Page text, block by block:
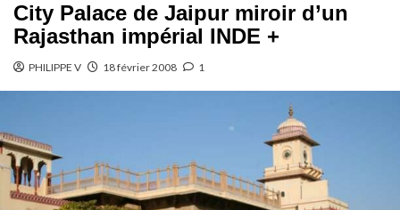
City Palace de Jaipur miroir d’un
Rajasthan impérial INDE +
PHILIPPE V 18 février 2008 1